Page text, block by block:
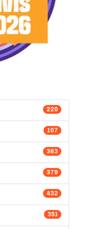
220
107
363
379
432
351